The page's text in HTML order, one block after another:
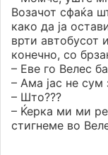
Возачот сфаќа
како да ја
врти автобусот
конечно, со
– Еве го Велес
– Ама јас не сум
– Што???
– Ќерка ми ми
стигнеме во